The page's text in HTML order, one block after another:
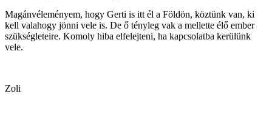
Magánvéleményem, hogy Gerti is itt él a Földön, köztünk van, ki
kell valahogy jönni vele is. De ő tényleg vak a mellette élő ember
szükségleteire. Komoly hiba elfelejteni, ha kapcsolatba kerülünk
vele.
Zoli